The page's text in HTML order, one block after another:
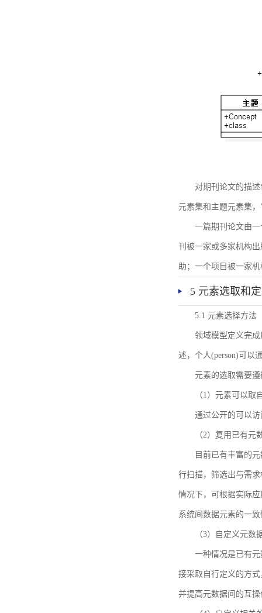
对期刊论文的描
元素集和主题元素集
一篇期刊论文由
刊被一家或多家机构
助；一个项目被一家
5 元素选取和
5.1 元素选择方法
领域模型定义完
述，个人(person)可以
元素的选取需要
（1）元素可以取
通过公开的可以
（2）复用已有元
目前已有丰富的
行扫描，筛选出与需
情况下，可根据实际
系统间数据元素的一致
（3）自定义元数
一种情况是已有
接采取自行定义的方
并提高元数据间的互